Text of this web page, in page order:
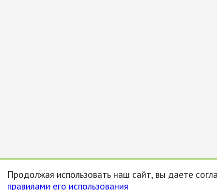
Продолжая использовать наш сайт, вы даете
правилами его использования